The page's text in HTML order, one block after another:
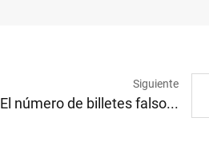
Siguiente
El número de billetes falso...